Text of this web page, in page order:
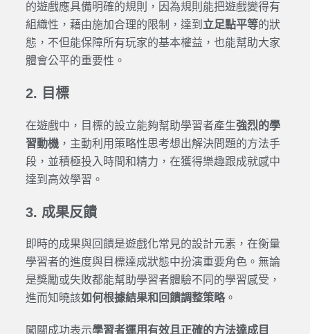
的遊戲應具備明確的規則，因為規則能把遊戲變得有
組織性，藉由施加合理的限制，達到 立足點平等的狀
態，不但能保障所有玩家的基本權益，也能幫助大家
體會公平的重要性。
2. 目標
在遊戲中，目標的設立能夠幫助學習者產生強烈的學
習動機，主動利用策略性思考想出解決問題的方法手
段，並積極投入時間和精力，在獲得樂趣跟成就感中
達到高效學習。
3. 成果反饋
即時的成果與回饋是遊戲化常見的設計元素，在衡量
學習者的進度與目標達成狀態中扮演重要角色。無論
是獎勵或失敗都能幫助學習者體驗不同的學習感受，
進而知曉該如何根據結果和回饋調整策略。
闖關成功表示學習者運用有效且正確的方法達成目